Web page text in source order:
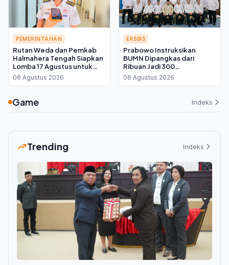
PEMERINTAHAN
Rutan Weda dan Pemkab
Halmahera Tengah Siapkan
Lomba 17 Agustus untuk
Warga Binaan, Ini Kata Plh
Kepala Rutan
06 Agustus 2026
EKSBIS
Prabowo Instruksikan
BUMN Dipangkas dari
Ribuan Jadi 300
Perusahaan, Kadin Kalteng:
Infrastruktur Kembali ke
06 Agustus 2026
Game Indeks
Trending Indeks